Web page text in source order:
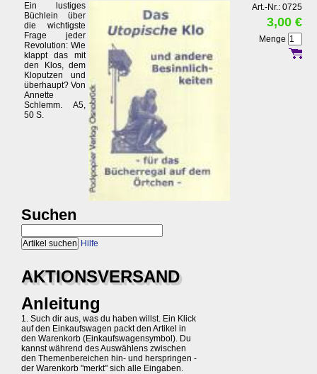
Ein lustiges
Büchlein über
die wichtigste
Frage jeder
Revolution: Wie
klappt das mit
den Klos, dem
Kloputzen und
überhaupt? Von
Annette
Schlemm. A5,
50 S.
Art.-Nr.: 0725
3,00 €
Menge
Suchen
Hilfe
AKTIONSVERSAND
Anleitung
1. Such dir aus, was du haben willst. Ein Klick
auf den Einkaufswagen packt den Artikel in
den Warenkorb (Einkaufswagensymbol). Du
kannst während des Auswählens zwischen
den Themenbereichen hin- und herspringen -
der Warenkorb "merkt" sich alle Eingaben.